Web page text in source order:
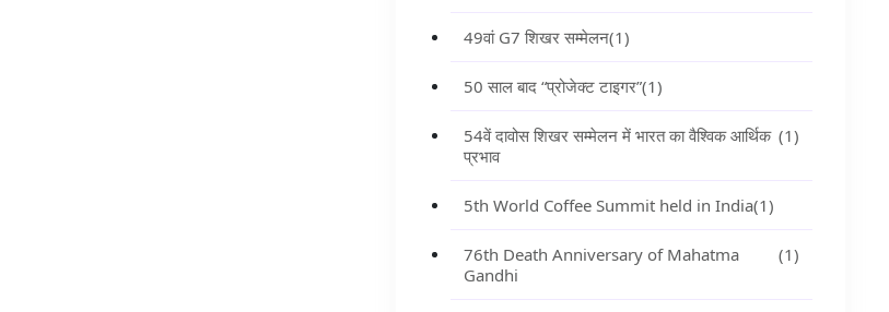
49वां G7 शिखर सम्मेलन(1)
50 साल बाद “प्रोजेक्ट टाइगर”(1)
54वें दावोस शिखर सम्मेलन में भारत का वैश्विक आर्थिक
प्रभाव
(1)
5th World Coffee Summit held in India(1)
76th Death Anniversary of Mahatma
Gandhi
(1)